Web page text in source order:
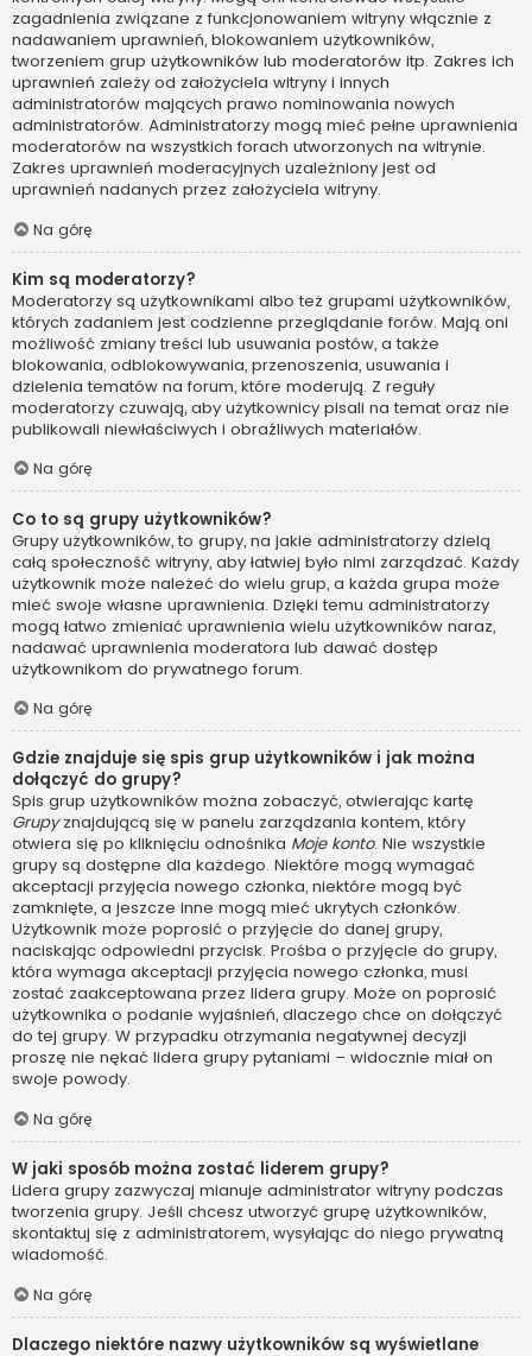
zagadnienia związane z funkcjonowaniem witryny włącznie z
nadawaniem uprawnień, blokowaniem użytkowników,
tworzeniem grup użytkowników lub moderatorów itp. Zakres ich
uprawnień zależy od założyciela witryny i innych
administratorów mających prawo nominowania nowych
administratorów. Administratorzy mogą mieć pełne uprawnienia
moderatorów na wszystkich forach utworzonych na witrynie.
Zakres uprawnień moderacyjnych uzależniony jest od
uprawnień nadanych przez założyciela witryny.
Na górę
Kim są moderatorzy?
Moderatorzy są użytkownikami albo też grupami użytkowników,
których zadaniem jest codzienne przeglądanie forów. Mają oni
możliwość zmiany treści lub usuwania postów, a także
blokowania, odblokowywania, przenoszenia, usuwania i
dzielenia tematów na forum, które moderują. Z reguły
moderatorzy czuwają, aby użytkownicy pisali na temat oraz nie
publikowali niewłaściwych i obraźliwych materiałów.
Na górę
Co to są grupy użytkowników?
Grupy użytkowników, to grupy, na jakie administratorzy dzielą
całą społeczność witryny, aby łatwiej było nimi zarządzać. Każdy
użytkownik może należeć do wielu grup, a każda grupa może
mieć swoje własne uprawnienia. Dzięki temu administratorzy
mogą łatwo zmieniać uprawnienia wielu użytkowników naraz,
nadawać uprawnienia moderatora lub dawać dostęp
użytkownikom do prywatnego forum.
Na górę
Gdzie znajduje się spis grup użytkowników i jak można
dołączyć do grupy?
Spis grup użytkowników można zobaczyć, otwierając kartę
Grupyznajdującą się w panelu zarządzania kontem, który
otwiera się po kliknięciu odnośnika Moje konto. Nie wszystkie
grupy są dostępne dla każdego. Niektóre mogą wymagać
akceptacji przyjęcia nowego członka, niektóre mogą być
zamknięte, a jeszcze inne mogą mieć ukrytych członków.
Użytkownik może poprosić o przyjęcie do danej grupy,
naciskając odpowiedni przycisk. Prośba o przyjęcie do grupy,
która wymaga akceptacji przyjęcia nowego członka, musi
zostać zaakceptowana przez lidera grupy. Może on poprosić
użytkownika o podanie wyjaśnień, dlaczego chce on dołączyć
do tej grupy. W przypadku otrzymania negatywnej decyzji
proszę nie nękać lidera grupy pytaniami – widocznie miał on
swoje powody.
Na górę
W jaki sposób można zostać liderem grupy?
Lidera grupy zazwyczaj mianuje administrator witryny podczas
tworzenia grupy. Jeśli chcesz utworzyć grupę użytkowników,
skontaktuj się z administratorem, wysyłając do niego prywatną
wiadomość.
Na górę
Dlaczego niektóre nazwy użytkowników są wyświetlane